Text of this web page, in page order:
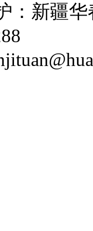
：新疆